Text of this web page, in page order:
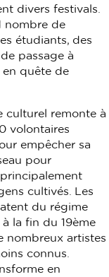
divers festivals.
nombre de
étudiants, des
passage à
quête de
culturel remonte à
volontaires
empêcher sa
pour
cultivés. Les
du régime
la fin du 19ème
nombreux artistes
connus.
en